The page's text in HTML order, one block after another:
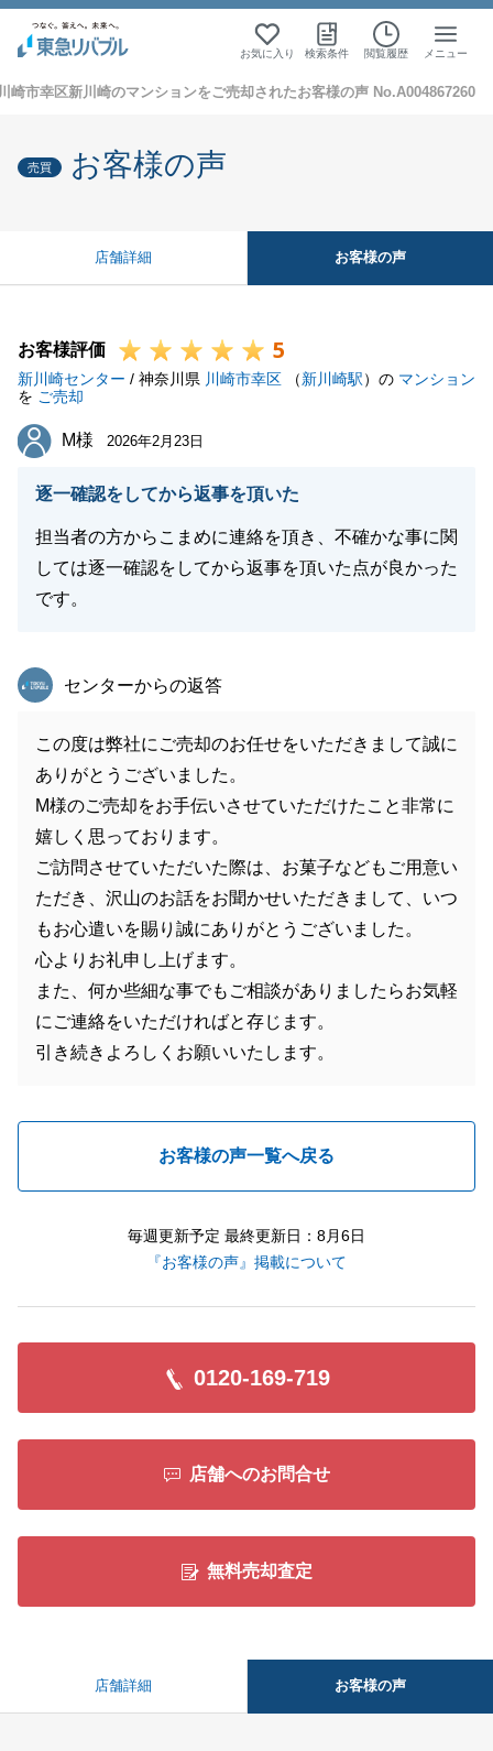
お気に入り 検索条件 閲覧履歴 メニュー
崎市幸区新川崎のマンションをご売却されたお客様の声 No.A004867260
売買 お客様の声
店舗詳細 お客様の声
お客様評価 5
新川崎センター / 神奈川県 川崎市幸区 （新川崎駅）の マンション
を ご売却
M様
M様 2026年2月23日
逐一確認をしてから返事を頂いた
担当者の方からこまめに連絡を頂き、不確かな事に関
しては逐一確認をしてから返事を頂いた点が良かった
です。
東急リバブル
センターからの返答
この度は弊社にご売却のお任せをいただきまして誠に
ありがとうございました。
M様のご売却をお手伝いさせていただけたこと非常に
嬉しく思っております。
ご訪問させていただいた際は、お菓子などもご用意い
ただき、沢山のお話をお聞かせいただきまして、いつ
もお心遣いを賜り誠にありがとうございました。
心よりお礼申し上げます。
また、何か些細な事でもご相談がありましたらお気軽
にご連絡をいただければと存じます。
引き続きよろしくお願いいたします。
お客様の声一覧へ戻る
毎週更新予定 最終更新日：8月6日
『お客様の声』掲載について
0120-169-719
店舗へのお問合せ
無料売却査定
店舗詳細 お客様の声